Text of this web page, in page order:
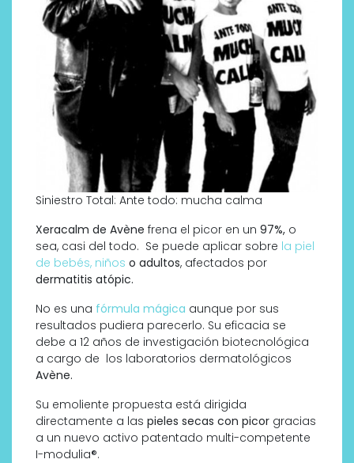
Siniestro Total: Ante todo: mucha calma
Xeracalm de Avène frena el picor en un 97%, o
sea, casi del todo. Se puede aplicar sobre la piel
de bebés, niños o adultos, afectados por
dermatitis atópic.
No es una fórmula mágica aunque por sus
resultados pudiera parecerlo. Su eficacia se
debe a 12 años de investigación biotecnológica
a cargo de los laboratorios dermatológicos
Avène.
Su emoliente propuesta está dirigida
directamente a las pieles secas con picor gracias
a un nuevo activo patentado multi-competente
I-modulia®.